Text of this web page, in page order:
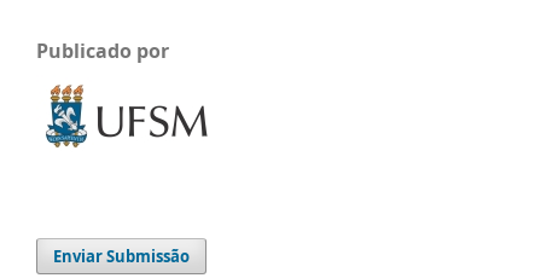
Publicado por
Enviar Submissão